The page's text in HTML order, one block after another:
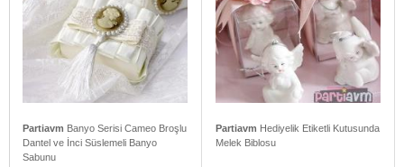
Partiavm Banyo Serisi Cameo Broşlu
Dantel ve İnci Süslemeli Banyo
Sabunu
Partiavm Hediyelik Etiketli Kutusunda
Melek Biblosu